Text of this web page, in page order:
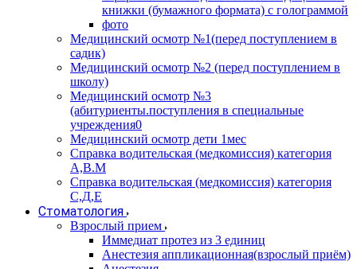
книжки (бумажного формата) с голограммой
фото
Медицинский осмотр №1(перед поступлением в
садик)
Медицинский осмотр №2 (перед поступлением в
школу)
Медицинский осмотр №3
(абитуриенты.поступления в специальные
учреждения0
Медицинский осмотр дети 1мес
Справка водительская (медкомиссия) категория
А,В.М
Справка водительская (медкомиссия) категория
С,Д,Е
Стоматология
Взрослый прием
Иммедиат протез из 3 единиц
Анестезия аппликационная(взрослый приём)